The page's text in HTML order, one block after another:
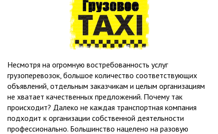
Несмотря на огромную востребованность услуг
грузоперевозок, большое количество соответствующих
объявлений, отдельным заказчикам и целым организациям
не хватает качественных предложений. Почему так
происходит? Далеко не каждая транспортная компания
подходит к организации собственной деятельности
профессионально. Большинство нацелено на разовую